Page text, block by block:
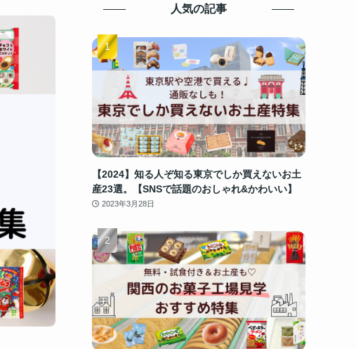
人気の記事
【2024】知る人ぞ知る東京でしか買えないお土
産23選。【SNSで話題のおしゃれ&かわいい】
2023年3月28日